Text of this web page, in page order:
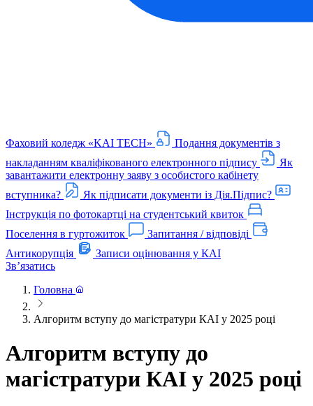
Фаховий коледж «KAI TECH»
Подання документів з
накладанням кваліфікованого електронного підпису
Як
завантажити електронну заяву з особистого кабінету
вступника?
Як підписати документи із Дія.Підпис?
Інструкція по фотокартці на студентський квиток
Поселення в гуртожиток
Запитання / відповіді
Антикорупція
Записи оцінювання у КАІ
Звʼязатись
Головна
Алгоритм вступу до магістратури КАІ у 2025 році
Алгоритм вступу до
магістратури КАІ у 2025 році